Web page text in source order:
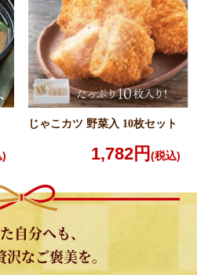
)
じゃこカツ 野菜入 10枚セット
1,782円 (税込)
自分へも、
なご褒美を。